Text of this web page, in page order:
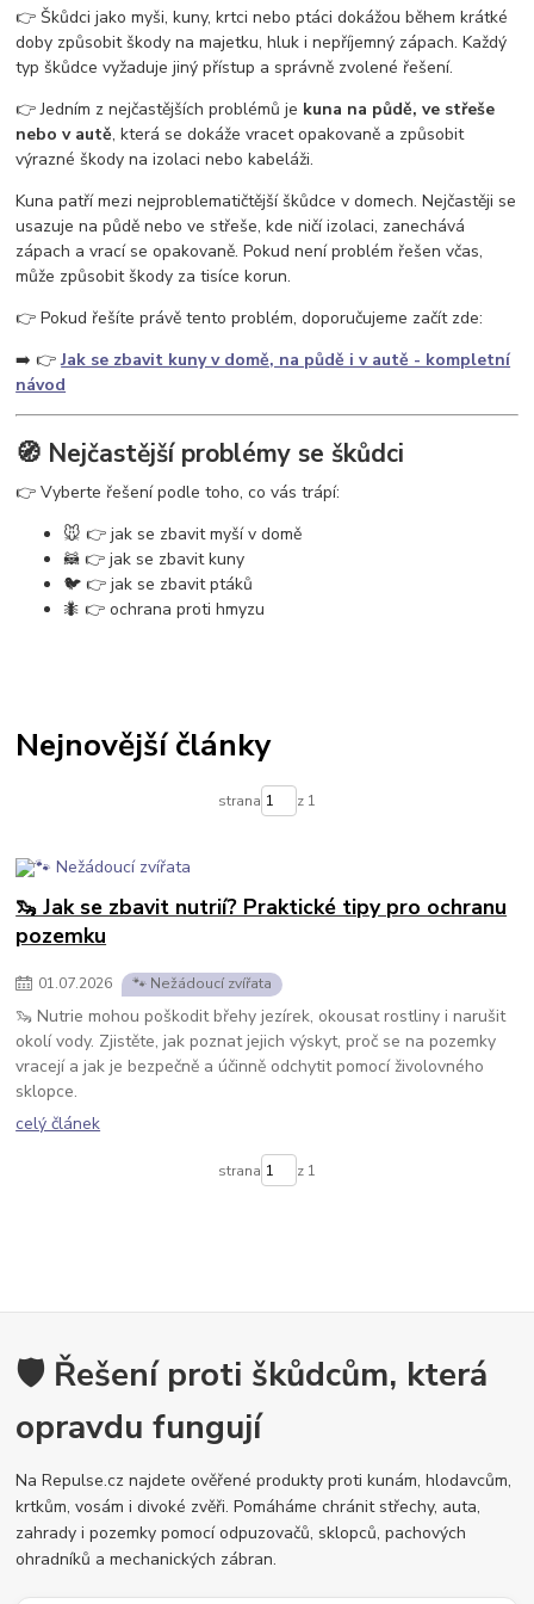
vosy v pergole
ochrana proti vosám
jak se zbavit vosího hnízda
odpuzovač vos
past na vosy
létající hmyz vosy v domě vosy ve střeše
👉 Škůdci jako myši, kuny, krtci nebo ptáci dokážou během krátké
doby způsobit škody na majetku, hluk i nepříjemný zápach. Každý
typ škůdce vyžaduje jiný přístup a správně zvolené řešení.
👉 Jedním z nejčastějších problémů je kuna na půdě, ve střeše
nebo v autě, která se dokáže vracet opakovaně a způsobit
výrazné škody na izolaci nebo kabeláži.
Kuna patří mezi nejproblematičtější škůdce v domech. Nejčastěji se
usazuje na půdě nebo ve střeše, kde ničí izolaci, zanechává
zápach a vrací se opakovaně. Pokud není problém řešen včas,
může způsobit škody za tisíce korun.
👉 Pokud řešíte právě tento problém, doporučujeme začít zde:
➡️ 👉Jak se zbavit kuny v domě, na půdě i v autě - kompletní
návod
🧭 Nejčastější problémy se škůdci
👉 Vyberte řešení podle toho, co vás trápí:
🐭 👉 jak se zbavit myší v domě
🦝 👉 jak se zbavit kuny
🐦 👉 jak se zbavit ptáků
🐜 👉 ochrana proti hmyzu
Nejnovější články
strana z 1
🦦 Jak se zbavit nutrií? Praktické tipy pro ochranu
pozemku
01.07.2026 🐾 Nežádoucí zvířata
🦦 Nutrie mohou poškodit břehy jezírek, okousat rostliny i narušit
okolí vody. Zjistěte, jak poznat jejich výskyt, proč se na pozemky
vracejí a jak je bezpečně a účinně odchytit pomocí živolovného
sklopce.
celý článek
strana z 1
🛡️ Řešení proti škůdcům, která
opravdu fungují
Na Repulse.cz najdete ověřené produkty proti kunám, hlodavcům,
krtkům, vosám i divoké zvěři. Pomáháme chránit střechy, auta,
zahrady i pozemky pomocí odpuzovačů, sklopců, pachových
ohradníků a mechanických zábran.